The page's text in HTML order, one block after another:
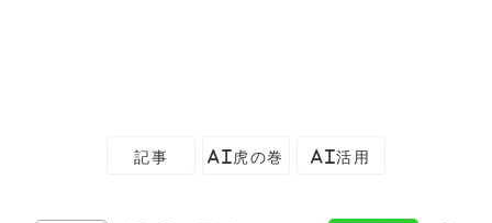
記事 AI虎の巻 AI活用